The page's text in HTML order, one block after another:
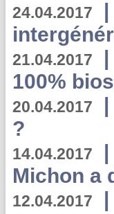
24.04.2017 |
21.04.2017 |
100%
20.04.2017 |
?
14.04.2017 |
Michon a
12.04.2017 |